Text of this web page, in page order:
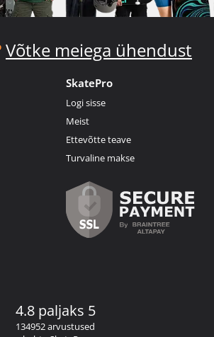
Võtke meiega ühendust
SkatePro
Logi sisse
Meist
Ettevõtte teave
Turvaline makse
4.8 paljaks 5
134952 arvustused